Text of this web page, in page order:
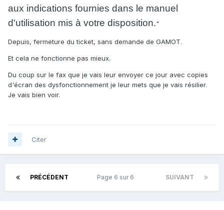
aux indications fournies dans le manuel
d'utilisation mis à votre disposition."
Depuis, fermeture du ticket, sans demande de GAMOT.
Et cela ne fonctionne pas mieux.
Du coup sur le fax que je vais leur envoyer ce jour avec copies
d'écran des dysfonctionnement je leur mets que je vais résilier.
Je vais bien voir.
Citer
PRÉCÉDENT SUIVANT
Page 6 sur 6